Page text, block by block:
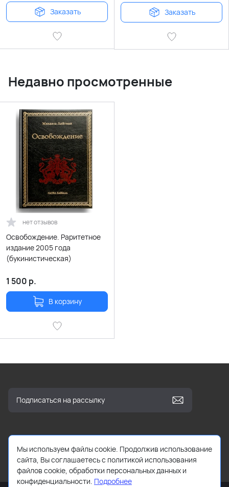
Заказать Заказать
Недавно просмотренные
нет отзывов
Освобождение. Раритетное
издание 2005 года
(букинистическая)
1 500 р.
В корзину
info@kbooks.ru
Мы используем файлы cookie. Продолжив использование
сайта, Вы соглашаетесь с политикой использования
файлов cookie, обработки персональных данных и
конфиденциальности. Подробнее